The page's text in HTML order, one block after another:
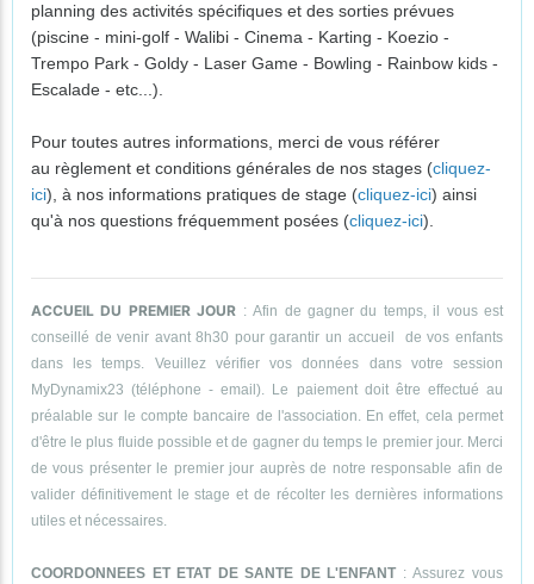
planning des activités spécifiques et des sorties prévues
(piscine - mini-golf - Walibi - Cinema - Karting - Koezio -
Trempo Park - Goldy - Laser Game - Bowling - Rainbow kids -
Escalade - etc...).
Pour toutes autres informations, merci de vous référer
au règlement et conditions générales de nos stages (cliquez-
ici), à nos informations pratiques de stage (cliquez-ici) ainsi
qu'à nos questions fréquemment posées (cliquez-ici).
ACCUEIL DU PREMIER JOUR : Afin de gagner du temps, il vous est
conseillé de venir avant 8h30 pour garantir un accueil de vos enfants
dans les temps. Veuillez vérifier vos données dans votre session
MyDynamix23 (téléphone - email). Le paiement doit être effectué au
préalable sur le compte bancaire de l'association. En effet, cela permet
d'être le plus fluide possible et de gagner du temps le premier jour. Merci
de vous présenter le premier jour auprès de notre responsable afin de
valider définitivement le stage et de récolter les dernières informations
utiles et nécessaires.
COORDONNEES ET ETAT DE SANTE DE L'ENFANT: Assurez vous